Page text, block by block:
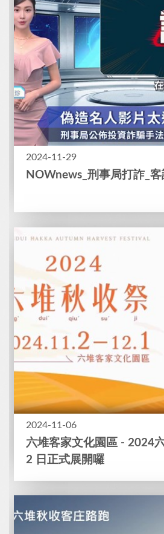
2024-11-29
NOWnews_刑事局打詐_客
2024-11-06
六堆客家文化園區 - 2024
2 日正式展開囉